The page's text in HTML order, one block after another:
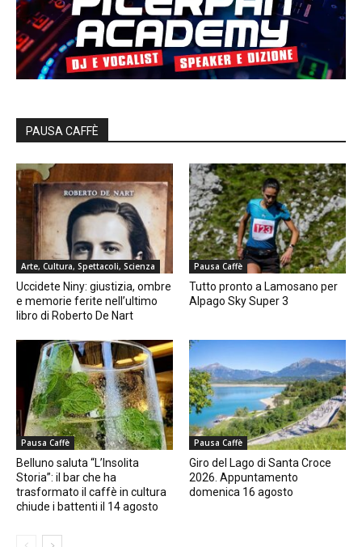
PAUSA CAFFÈ
Arte, Cultura, Spettacoli, Scienza
Uccidete Niny: giustizia, ombre
e memorie ferite nell’ultimo
libro di Roberto De Nart
Pausa Caffè
Tutto pronto a Lamosano per
Alpago Sky Super 3
Pausa Caffè
Belluno saluta “L’Insolita
Storia”: il bar che ha
trasformato il caffè in cultura
chiude i battenti il 14 agosto
Pausa Caffè
Giro del Lago di Santa Croce
2026. Appuntamento
domenica 16 agosto